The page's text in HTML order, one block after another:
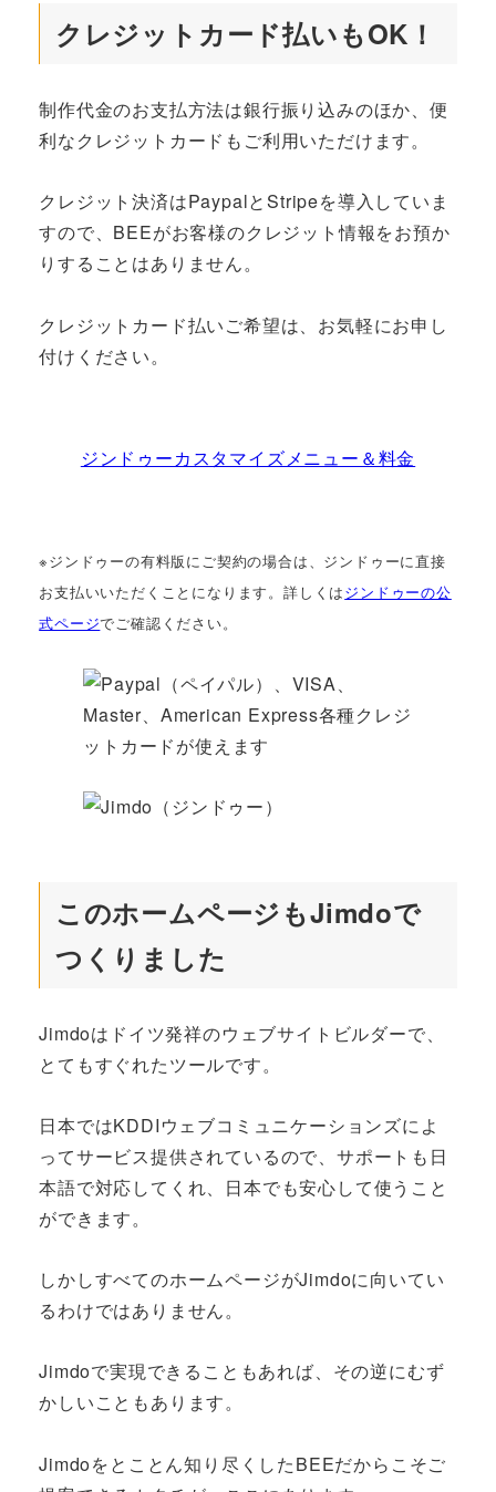
クレジットカード払いもOK！
制作代金のお支払方法は銀行振り込みのほか、便
利なクレジットカードもご利用いただけます。
クレジット決済はPaypalとStripeを導入していま
すので、BEEがお客様のクレジット情報をお預か
りすることはありません。
クレジットカード払いご希望は、お気軽にお申し
付けください。
ジンドゥーカスタマイズメニュー＆料金
※ジンドゥーの有料版にご契約の場合は、ジンドゥーに直接
お支払いいただくことになります。詳しくはジンドゥーの公
式ページでご確認ください。
このホームページもJimdoで
つくりました
Jimdoはドイツ発祥のウェブサイトビルダーで、
とてもすぐれたツールです。
日本ではKDDIウェブコミュニケーションズによ
ってサービス提供されているので、サポートも日
本語で対応してくれ、日本でも安心して使うこと
ができます。
しかしすべてのホームページがJimdoに向いてい
るわけではありません。
Jimdoで実現できることもあれば、その逆にむず
かしいこともあります。
Jimdoをとことん知り尽くしたBEEだからこそご